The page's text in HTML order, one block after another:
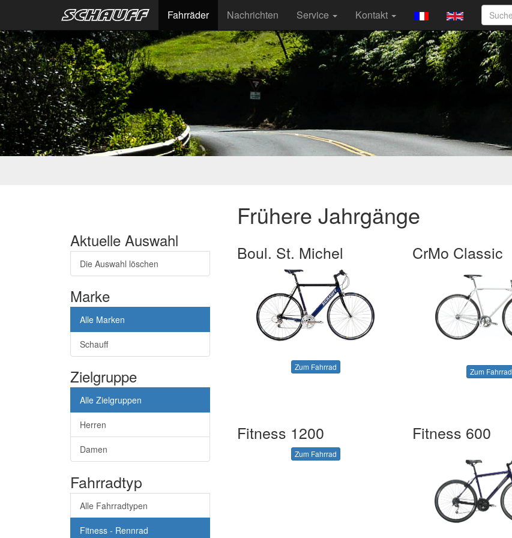
Fahrräder Nachrichten Service Kontakt
Frühere Jahrgänge
Aktuelle Auswahl
Die Auswahl löschen
Marke
Alle Marken
Schauff
Zielgruppe
Alle Zielgruppen
Herren
Damen
Fahrradtyp
Alle Fahrradtypen
Fitness - Rennrad
Boul. St. Michel
Zum Fahrrad
CrMo Classic
Zum Fahrrad
Fitness 1200
Zum Fahrrad
Fitness 600